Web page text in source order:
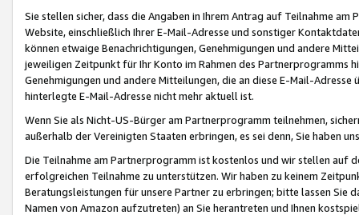
Sie stellen sicher, dass die Angaben in Ihrem Antrag auf Teilnahme
Website, einschließlich Ihrer E-Mail-Adresse und sonstiger
können etwaige Benachrichtigungen, Genehmigungen und andere
jeweiligen Zeitpunkt für Ihr Konto im Rahmen des Partnerprogramms
Genehmigungen und andere Mitteilungen, die an diese E-Mail-
hinterlegte E-Mail-Adresse nicht mehr aktuell ist.
Wenn Sie als Nicht-US-Bürger am Partnerprogramm teilnehmen,
außerhalb der Vereinigten Staaten erbringen, es sei denn, Sie haben
Die Teilnahme am Partnerprogramm ist kostenlos und wir stellen auf
erfolgreichen Teilnahme zu unterstützen. Wir haben zu keinem
Beratungsleistungen für unsere Partner zu erbringen; bitte lassen Sie
Namen von Amazon aufzutreten) an Sie herantreten und Ihnen